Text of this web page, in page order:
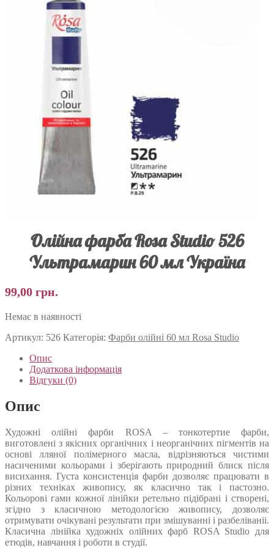
Олійна фарба Rosa Studio 526
Ультрамарин 60 мл Україна
99,00 грн.
Немає в наявності
Артикул: 526 Категорія: Фарби олійні 60 мл Rosa Studio
Опис
Додаткова інформація
Відгуки (0)
Опис
Художні олійні фарби ROSA – тонкотертие фарби,
виготовлені з якісних органічних і неорганічних пігментів на
основі лляної полімерного масла, відрізняються чистими
насиченими кольорами і зберігають природний блиск після
висихання. Густа консистенція фарби дозволяє працювати в
різних техніках живопису, як класично так і пастозно.
Кольорові гами кожної лінійки ретельно підібрані і створені,
згідно з класичною методологією живопису, дозволяє
отримувати очікувані результати при змішуванні і разбеліваніі.
Класична лінійка художніх олійних фарб ROSA Studio для
етюдів, навчання і роботи в студії.